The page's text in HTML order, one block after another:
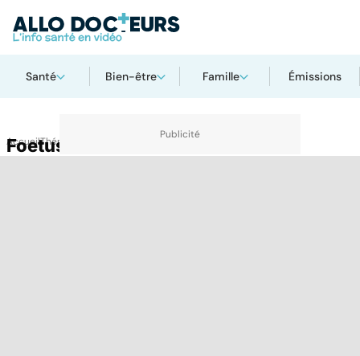
Santé Bien-être Famille Émissions
AccueilThématiques
Foetus